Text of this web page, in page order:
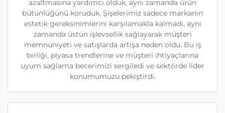
azaltmasına yardımcı olduk, aynı zamanda ürün
bütünlüğünü koruduk. Şişelerimiz sadece markanın
estetik gereksinimlerini karşılamakla kalmadı, aynı
zamanda üstün işlevsellik sağlayarak müşteri
memnuniyeti ve satışlarda artışa neden oldu. Bu iş
birliği, piyasa trendlerine ve müşteri ihtiyaçlarına
uyum sağlama becerimizi sergiledi ve sektörde lider
konumumuzu pekiştirdi.